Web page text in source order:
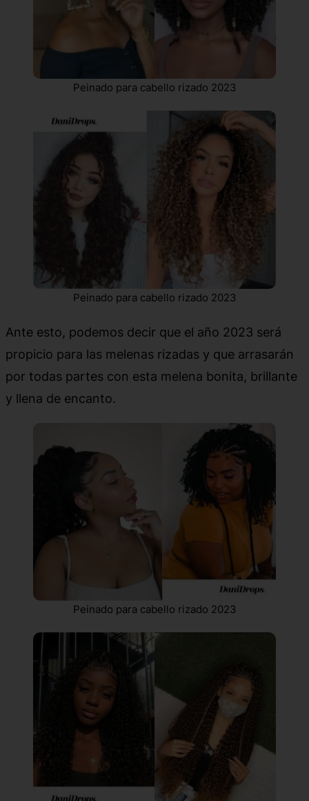
Peinado para cabello rizado 2023
Peinado para cabello rizado 2023
Ante esto, podemos decir que el año 2023 será
propicio para las melenas rizadas y que arrasarán
por todas partes con esta melena bonita, brillante
y llena de encanto.
Peinado para cabello rizado 2023